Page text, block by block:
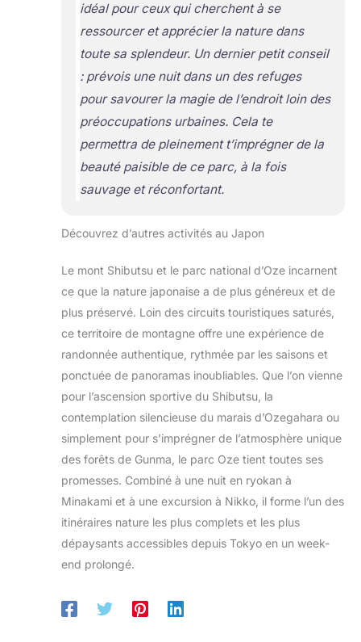
idéal pour ceux qui cherchent à se
ressourcer et apprécier la nature dans
toute sa splendeur. Un dernier petit conseil
: prévois une nuit dans un des refuges
pour savourer la magie de l’endroit loin des
préoccupations urbaines. Cela te
permettra de pleinement t’imprégner de la
beauté paisible de ce parc, à la fois
sauvage et réconfortant.
Découvrez d’autres activités au Japon
Le mont Shibutsu et le parc national d’Oze incarnent
ce que la nature japonaise a de plus généreux et de
plus préservé. Loin des circuits touristiques saturés,
ce territoire de montagne offre une expérience de
randonnée authentique, rythmée par les saisons et
ponctuée de panoramas inoubliables. Que l’on vienne
pour l’ascension sportive du Shibutsu, la
contemplation silencieuse du marais d’Ozegahara ou
simplement pour s’imprégner de l’atmosphère unique
des forêts de Gunma, le parc Oze tient toutes ses
promesses. Combiné à une nuit en ryokan à
Minakami et à une excursion à Nikko, il forme l’un des
itinéraires nature les plus complets et les plus
dépaysants accessibles depuis Tokyo en un week-
end prolongé.